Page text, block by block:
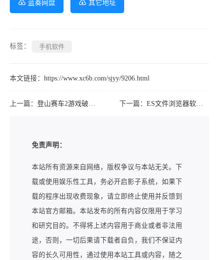
蓝奏网盘 其它地址
标签： 手机软件
本文链接： https://www.xc6b.com/sjyy/9206.html
上一篇： 登山赛车2游戏破解版购买商品后不消耗金币和钻石 下一篇：ES文件浏览器软件解锁会员VIP版
免责声明：
本站所有资源来自网络，版权争议与本站无关。下
载或使用娱乐性工具，务必开启影子系统，如果下
载的程序出现收费现象，请立即终止使用并反馈到
本站官方邮箱。本站发布的所有内容仅限用于学习
和研究目的。不得将上述内容用于商业或者非法用
途，否则，一切后果请下载者自负，我们不保证内
容的长久可用性，通过使用本站工具或内容，随之